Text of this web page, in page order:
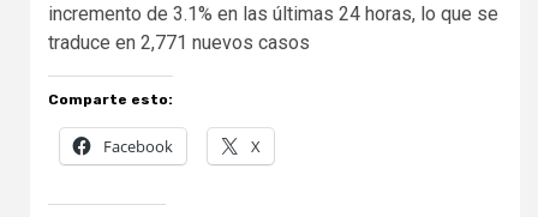
incremento de 3.1% en las últimas 24 horas, lo que se
traduce en 2,771 nuevos casos
Comparte esto:
Facebook X